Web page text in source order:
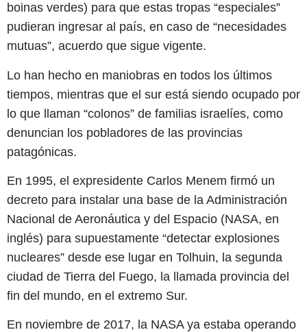
boinas verdes) para que estas tropas “especiales”
pudieran ingresar al país, en caso de “necesidades
mutuas”, acuerdo que sigue vigente.
Lo han hecho en maniobras en todos los últimos
tiempos, mientras que el sur está siendo ocupado por
lo que llaman “colonos” de familias israelíes, como
denuncian los pobladores de las provincias
patagónicas.
En 1995, el expresidente Carlos Menem firmó un
decreto para instalar una base de la Administración
Nacional de Aeronáutica y del Espacio (NASA, en
inglés) para supuestamente “detectar explosiones
nucleares” desde ese lugar en Tolhuin, la segunda
ciudad de Tierra del Fuego, la llamada provincia del
fin del mundo, en el extremo Sur.
En noviembre de 2017, la NASA ya estaba operando